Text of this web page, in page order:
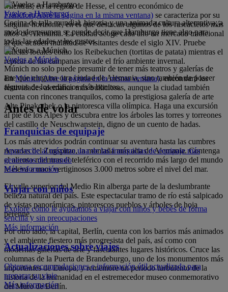
Mientras, en la región de Hesse, el centro económico de
Fráncfort(Abre la página en la misma ventana) se caracteriza por su
singular horizonte, en el que destacan algunos de los rascacielos más
altos de Alemania. La ciudad acoge cada año un mercado tradicional
al que acuden multitud de visitantes desde el siglo XIV. Pruebe
delicias locales como los Reibekuchen (tortitas de patata) mientras el
repicar de las campanas invade el frío ambiente invernal.
EnMúnich(Abre la página en la misma ventana), encontrará las
festividades alemanas más bulliciosas, aunque la ciudad también
cuenta con rincones tranquilos, como la prestigiosa galería de arte
Alte Pinakothek o la pintoresca villa olímpica. Haga una excursión
al pie de los Alpes y descubra entre los árboles las torres y torreones
del castillo de Neuschwanstein, digno de un cuento de hadas.
Los más atrevidos podrán continuar su aventura hasta las cumbres
nevadas del Zugspitze, la montaña más alta de Alemania. Contenga
el aliento mientras el teleférico con el recorrido más largo del mundo
le eleva a unos vertiginosos 3.000 metros sobre el nivel del mar.
El valle superior del Medio Rin alberga parte de la deslumbrante
belleza natural del país. Este espectacular tramo de río está salpicado
de vistas panorámicas, pintorescos pueblos y árboles de hoja
perenne.
Por otro lado, la capital, Berlín, cuenta con los barrios más animados
y el ambiente fiestero más progresista del país, así como con
modernas galerías de arte y fascinantes lugares históricos. Cruce las
columnas de la Puerta de Brandeburgo, uno de los monumentos más
importantes de Europa, y rememore un período turbulento de la
historia de la humanidad en el estremecedor museo conmemorativo
del Muro de Berlín.
Vuelos a Hamburgo
Cocina de talla mundial, historia y una animada cultura alternativa; a
modo de resumen se puede decir que Hamburgo tiene algo para
todas las edades y los gustos.
Vuelos a Múnich
Múnich no solo puede presumir de tener más teatros y galerías de
arte que ninguna otra ciudad de Alemania, sino también de poseer
algunos de los edificios más bonitos.
Antes de volar
Franquicias de equipaje
Aproveche al máximo una de las franquicias de equipaje más
generosas del mundo
Más información
Viajar con niños
Explore cómo le ayudamos a viajar con niños y bebés de forma
sencilla y sin preocupaciones
Más información
Actualizaciones sobre viajes
Obtenga recomendaciones e información útil actualizada para
preparar su viaje
Más información